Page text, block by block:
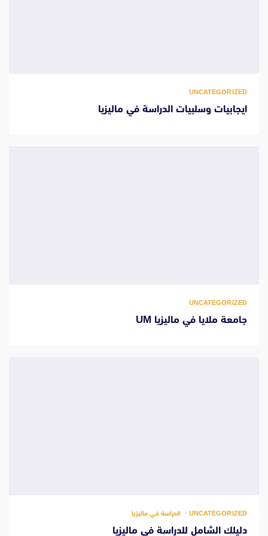
UNCATEGORIZED
ايجابيات وسلبيات الدراسة في ماليزيا
UNCATEGORIZED
جامعة ملايا في ماليزيا UM
UNCATEGORIZED الدراسة في ماليزيا
دليلك الشامل للدراسة في ماليزيا